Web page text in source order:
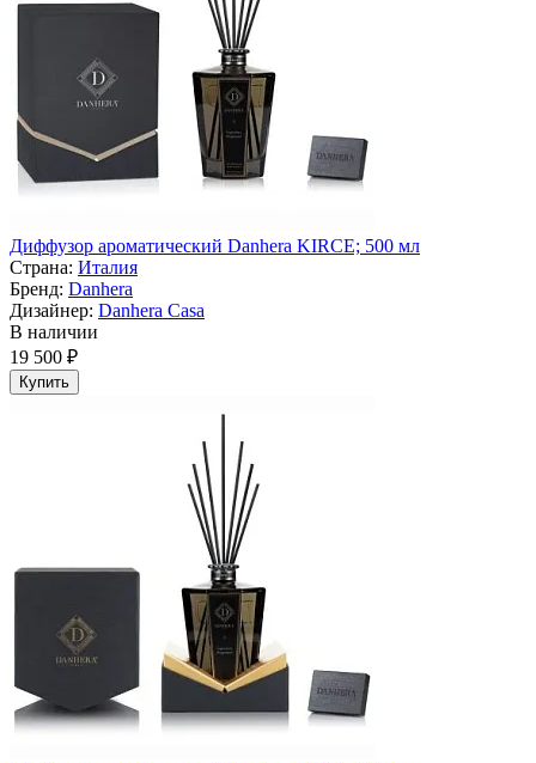
Диффузор ароматический Danhera KIRCE; 500 мл
Страна: Италия
Бренд: Danhera
Дизайнер: Danhera Casa
В наличии
19 500 ₽
Купить